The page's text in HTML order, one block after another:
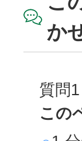
か
質問1
この